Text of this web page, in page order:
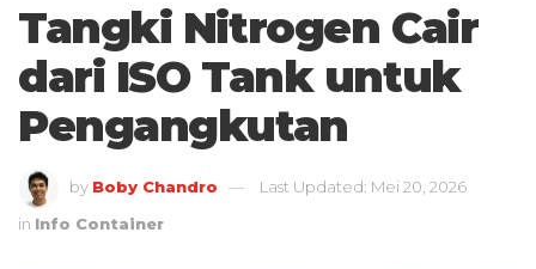
Tangki Nitrogen Cair
dari ISO Tank untuk
Pengangkutan
by Boby Chandro
Last Updated: Mei 20, 2026
in Info Container